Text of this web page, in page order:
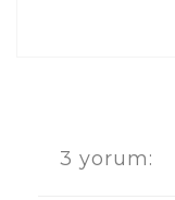
3 yorum: